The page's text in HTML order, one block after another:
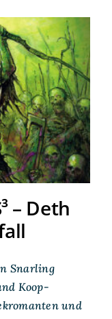
– Deth
– Deth
Snarling
Koop-
und